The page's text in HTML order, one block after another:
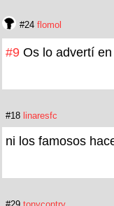
#24 flomol
#9 Os lo advertí
#18 linaresfc
ni los famosos